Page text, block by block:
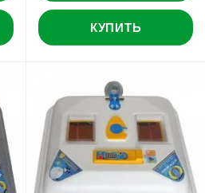
КУПИТЬ